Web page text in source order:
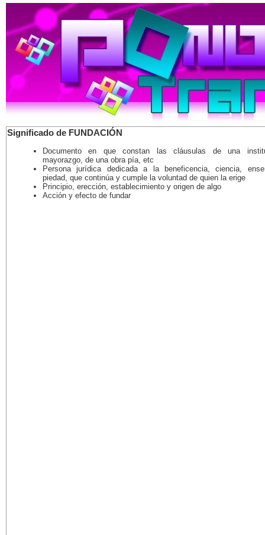
Significado de FUNDACIÓN
Documento en que constan las cláusulas de una
mayorazgo, de una obra pía, etc
Persona jurídica dedicada a la beneficencia, ciencia,
piedad, que continúa y cumple la voluntad de quien la erige
Principio, erección, establecimiento y origen de algo
Acción y efecto de fundar